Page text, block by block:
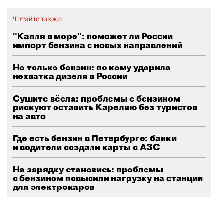
Читайте также:
"Капля в море": поможет ли России
импорт бензина с новых направлений
Не только бензин: по кому ударила
нехватка дизеля в России
Сушите вёсла: проблемы с бензином
рискуют оставить Карелию без туристов
на авто
Где есть бензин в Петербурге: банки
и водители создали карты с АЗС
На зарядку становись: проблемы
с бензином повысили нагрузку на станции
для электрокаров